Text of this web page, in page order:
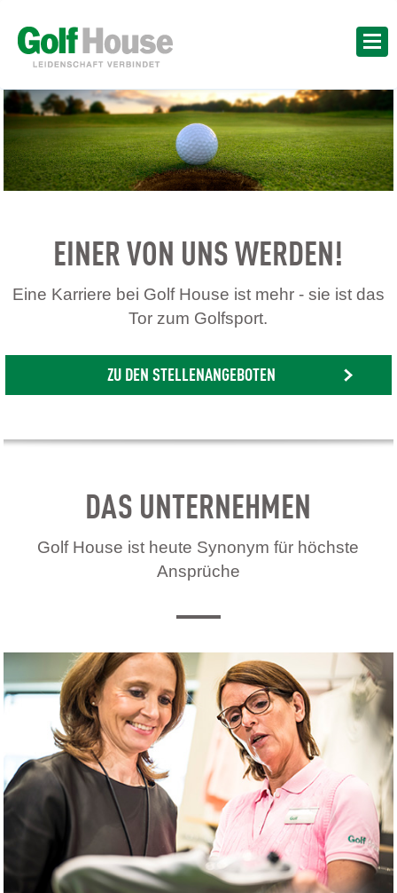
EINER VON UNS WERDEN!
Eine Karriere bei Golf House ist mehr - sie ist das
Tor zum Golfsport.
ZU DEN STELLENANGEBOTEN
DAS UNTERNEHMEN
Golf House ist heute Synonym für höchste
Ansprüche